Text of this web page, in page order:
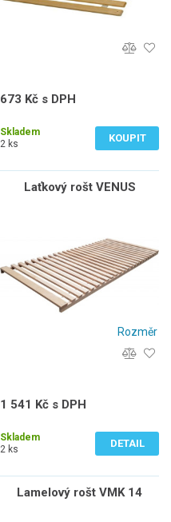
673 Kč s DPH
Skladem
2 ks
KOUPIT
Laťkový rošt VENUS
Rozměr
1 541 Kč s DPH
Skladem
2 ks
DETAIL
Lamelový rošt VMK 14